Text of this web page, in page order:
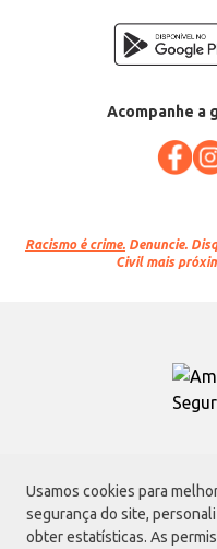
Usamos cookies para
segurança do site,
obter estatísticas. As
Acompanhe a
Racismo é crime. Denuncie.
Civil mais
Avenida Morvan Dias de
02170-901 |